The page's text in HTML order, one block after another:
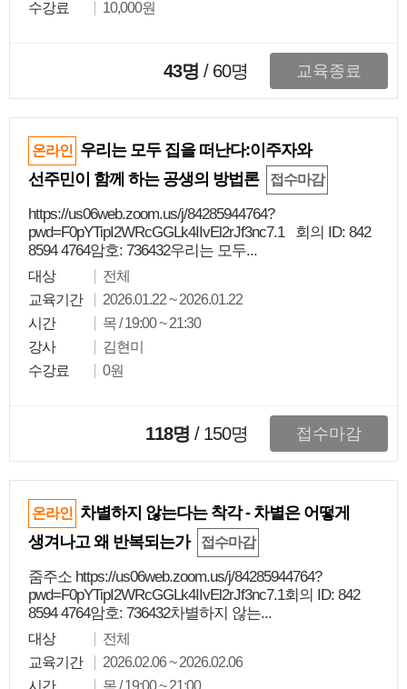
수강료
10,000원
43명 / 60명 교육종료
온라인 우리는 모두 집을 떠난다:이주자와
선주민이 함께 하는 공생의 방법론
접수마감
https://us06web.zoom.us/j/84285944764?
pwd=F0pYTipI2WRcGGLk4IIvEl2rJf3nc7.1 회의 ID: 842
8594 4764암호: 736432우리는 모두...
대상
전체
교육기간
2026.01.22 ~ 2026.01.22
시간
목 / 19:00 ~ 21:30
강사
김현미
수강료
0원
118명 / 150명 접수마감
온라인 차별하지 않는다는 착각 - 차별은 어떻게
생겨나고 왜 반복되는가
접수마감
줌주소 https://us06web.zoom.us/j/84285944764?
pwd=F0pYTipI2WRcGGLk4IIvEl2rJf3nc7.1회의 ID: 842
8594 4764암호: 736432차별하지 않는...
대상
전체
교육기간
2026.02.06 ~ 2026.02.06
시간
목 / 19:00 ~ 21:00